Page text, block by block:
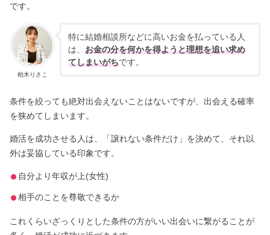
です。
柏木りさこ
特に結婚相談所などに高いお金を払っている人
は、 お金の分を何かを得ようと理想を追い求め
てしまいがちです。
条件を絞っても絶対出会えないことはないですが、出会える確率
を狭めてしまいます。
婚活を成功させる人は、「譲れない条件だけ」を決めて、それ以
外は妥協している印象です。
自分より年収が上(女性)
相手のことを尊敬できるか
これくらいざっくりとした条件の方がいい出会いに繋がることが